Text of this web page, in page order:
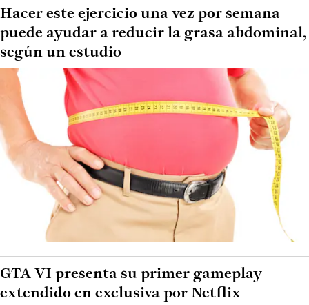
Hacer este ejercicio una vez por semana
puede ayudar a reducir la grasa abdominal,
según un estudio
GTA VI presenta su primer gameplay
extendido en exclusiva por Netflix